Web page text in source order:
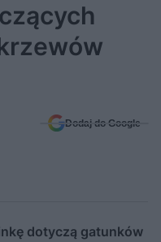
Dodaj do Google
dotyczą gatunków